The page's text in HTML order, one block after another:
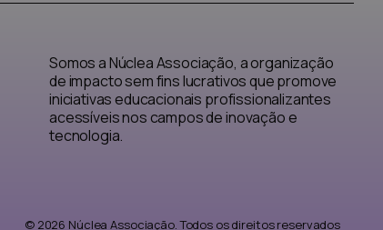
Somos a Núclea Associação, a organização
de impacto sem fins lucrativos que promove
iniciativas educacionais profissionalizantes
acessíveis nos campos de inovação e
tecnologia.
© 2026 Núclea Associação. Todos os direitos reservados